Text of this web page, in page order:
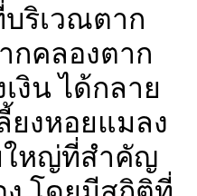
วณตาก
กคลองตาก
งิน ได้กลาย
ยงหอยแมลง
หญ่ที่สำคัญ